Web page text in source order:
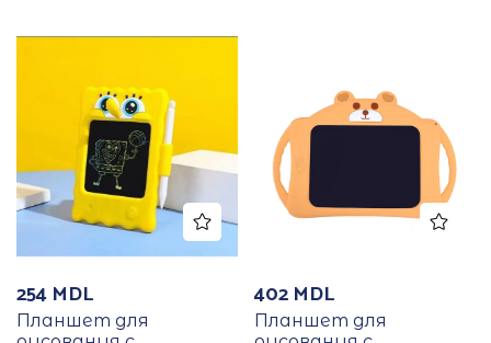
254 MDL
Планшет для
402 MDL
Планшет для